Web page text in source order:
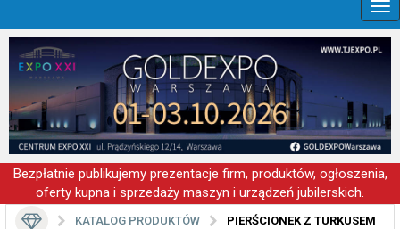
Bezpłatnie publikujemy prezentacje firm, produktów, ogłoszenia,
oferty kupna i sprzedaży maszyn i urządzeń jubilerskich.
KATALOG PRODUKTÓW PIERŚCIONEK Z TURKUSEM